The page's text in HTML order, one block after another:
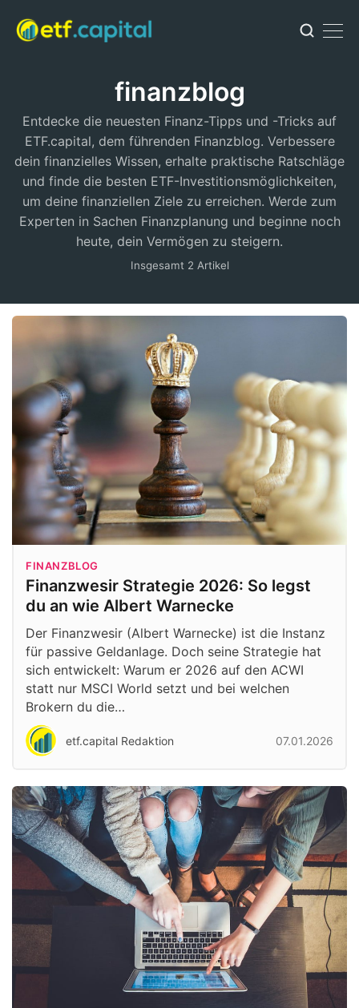
finanzblog
Entdecke die neuesten Finanz-Tipps und -Tricks auf
ETF.capital, dem führenden Finanzblog. Verbessere
dein finanzielles Wissen, erhalte praktische Ratschläge
und finde die besten ETF-Investitionsmöglichkeiten,
um deine finanziellen Ziele zu erreichen. Werde zum
Experten in Sachen Finanzplanung und beginne noch
heute, dein Vermögen zu steigern.
Insgesamt 2 Artikel
FINANZBLOG
Finanzwesir Strategie 2026: So legst
du an wie Albert Warnecke
Der Finanzwesir (Albert Warnecke) ist die Instanz
für passive Geldanlage. Doch seine Strategie hat
sich entwickelt: Warum er 2026 auf den ACWI
statt nur MSCI World setzt und bei welchen
Brokern du die…
etf.capital Redaktion 07.01.2026